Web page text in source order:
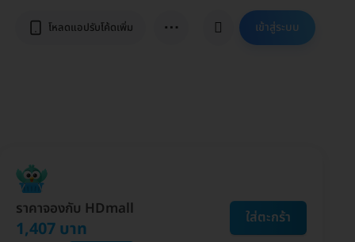
โหลดแอปรับโค้ดเพิ่ม ⋯ เข้าสู่ระบบ
ราคาจองกับ HDmall
1,407 บาท ใส่ตะกร้า